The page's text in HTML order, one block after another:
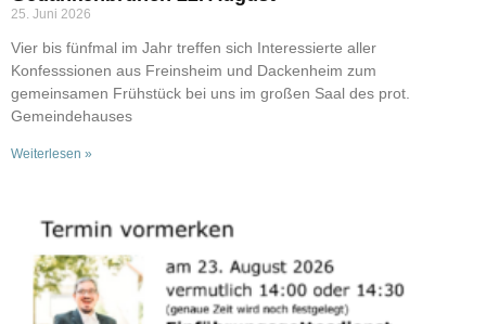
25. Juni 2026
Vier bis fünfmal im Jahr treffen sich Interessierte aller
Konfesssionen aus Freinsheim und Dackenheim zum
gemeinsamen Frühstück bei uns im großen Saal des prot.
Gemeindehauses
Weiterlesen »